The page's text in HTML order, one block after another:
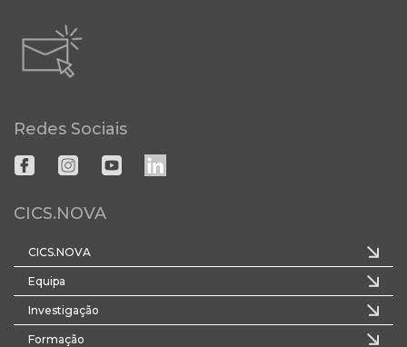
Redes Sociais
CICS.NOVA
CICS.NOVA
Equipa
Investigação
Formação